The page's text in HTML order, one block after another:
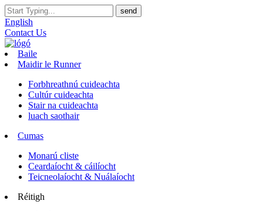
English
Contact Us
Baile
Maidir le Runner
Forbhreathnú cuideachta
Cultúr cuideachta
Stair na cuideachta
luach saothair
Cumas
Monarú cliste
Ceardaíocht & cáilíocht
Teicneolaíocht & Nuálaíocht
Réitigh